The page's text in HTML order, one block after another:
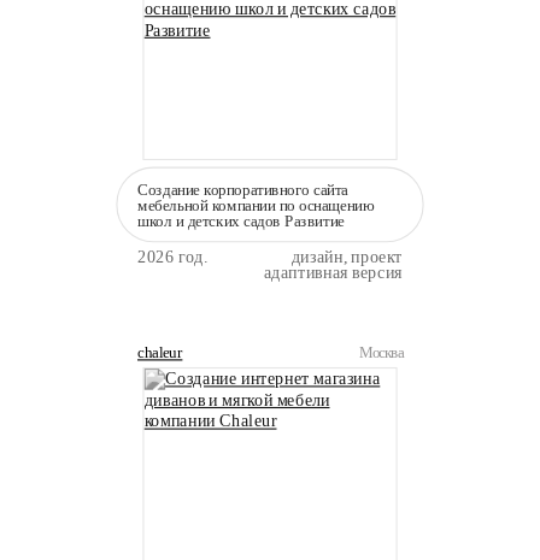
Создание корпоративного сайта
мебельной компании по оснащению
школ и детских садов Развитие
2026 год. дизайн, проект
адаптивная версия
chaleur Москва